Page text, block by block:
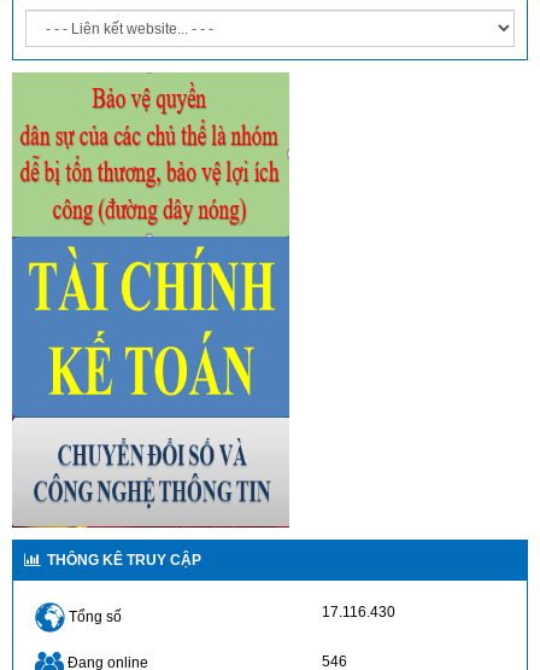
THÔNG KÊ TRUY CẬP
Tổng số 17.116.430
Đang online 546